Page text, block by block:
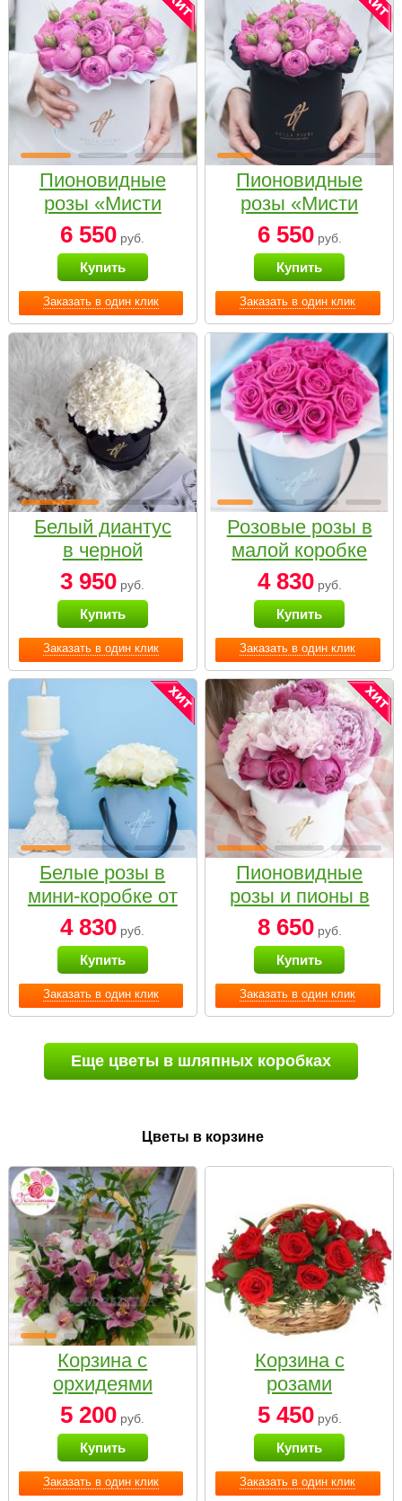
Заказать в один клик
Пионовидные
розы «Мисти
бабблс» в белой
коробке Small
6 550 руб.
Купить
Заказать в один клик
Пионовидные
розы «Мисти
бабблс» в
черной коробке
Small
6 550руб.
Купить
Заказать в один клик
Белый диантус
в черной
коробке Small
3 950 руб.
Купить
Заказать в один клик
Розовые розы в
малой коробке
4 830руб.
Купить
Заказать в один клик
Белые розы в
мини-коробке от
Bella Fiori
4 830 руб.
Купить
Заказать в один клик
Пионовидные
розы и пионы в
белой коробке
Small
8 650руб.
Купить
Еще цветы в шляпных коробках
Цветы в корзине
Заказать в один клик
Корзина с
орхидеями
малая
5 200 руб.
Купить
Заказать в один клик
Корзина с
розами
«Красный
Париж»
5 450руб.
Купить